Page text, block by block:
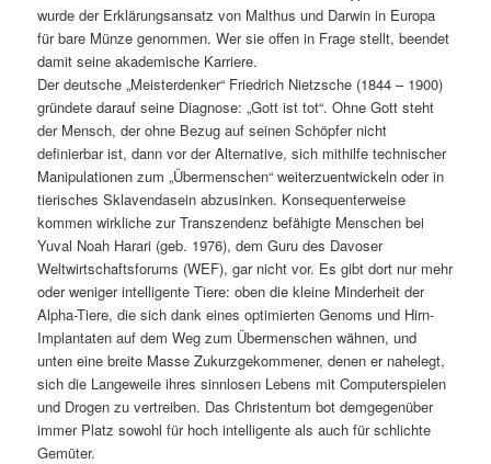
wurde der Erklärungsansatz von Malthus und Darwin in Europa
für bare Münze genommen. Wer sie offen in Frage stellt, beendet
damit seine akademische Karriere.
Der deutsche „Meisterdenker“ Friedrich Nietzsche (1844 – 1900)
gründete darauf seine Diagnose: „Gott ist tot“. Ohne Gott steht
der Mensch, der ohne Bezug auf seinen Schöpfer nicht
definierbar ist, dann vor der Alternative, sich mithilfe technischer
Manipulationen zum „Übermenschen“ weiterzuentwickeln oder in
tierisches Sklavendasein abzusinken. Konsequenterweise
kommen wirkliche zur Transzendenz befähigte Menschen bei
Yuval Noah Harari (geb. 1976), dem Guru des Davoser
Weltwirtschaftsforums (WEF), gar nicht vor. Es gibt dort nur mehr
oder weniger intelligente Tiere: oben die kleine Minderheit der
Alpha-Tiere, die sich dank eines optimierten Genoms und Hirn-
Implantaten auf dem Weg zum Übermenschen wähnen, und
unten eine breite Masse Zukurzgekommener, denen er nahelegt,
sich die Langeweile ihres sinnlosen Lebens mit Computerspielen
und Drogen zu vertreiben. Das Christentum bot demgegenüber
immer Platz sowohl für hoch intelligente als auch für schlichte
Gemüter.